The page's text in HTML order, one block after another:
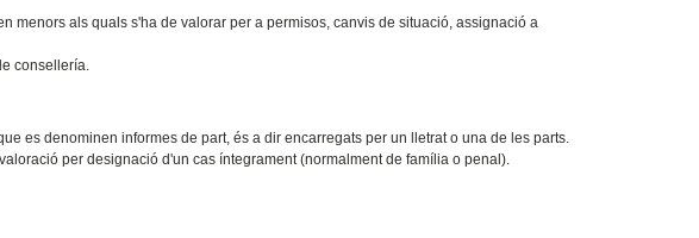
menors als quals s'ha de valorar per a permisos, canvis de situació, assignació a
consellería.
es denominen informes de part, és a dir encarregats per un lletrat o una de les parts.
per designació d'un cas íntegrament (normalment de família o penal).